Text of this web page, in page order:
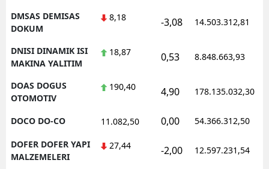
DMSAS DEMISAS
DOKUM
8,18 -3,08 14.503.312,81
DNISI DINAMIK ISI
MAKINA YALITIM
18,87 0,53 8.848.663,93
DOAS DOGUS
OTOMOTIV
190,40 4,90 178.135.032,30
DOCO DO-CO 11.082,50 0,00 54.366.312,50
DOFER DOFER YAPI
MALZEMELERI
27,44 -2,00 12.597.231,54